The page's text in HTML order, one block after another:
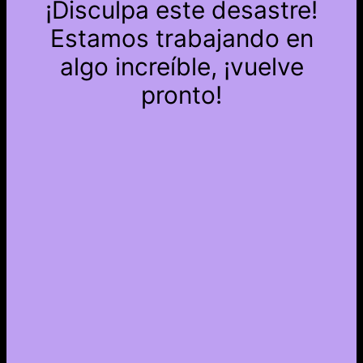
¡Disculpa este desastre!
Estamos trabajando en
algo increíble, ¡vuelve
pronto!